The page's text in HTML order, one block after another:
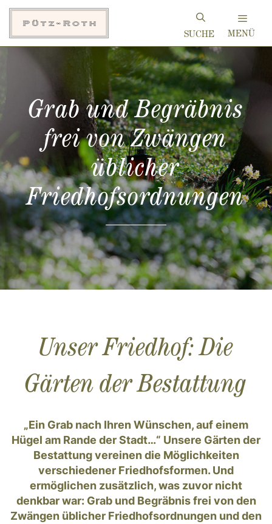
Zum
Inhalt
springen
MENÜ
Grab und Begräbnis
frei von Zwängen
üblicher
Friedhofsordnungen
Unser Friedhof: Die
Gärten der Bestattung
„Ein Grab nach Ihren Wünschen, auf einem
Hügel am Rande der Stadt…“ Unsere Gärten der
Bestattung vereinen die Möglichkeiten
verschiedener Friedhofsformen. Und
ermöglichen zusätzlich, was zuvor nicht
denkbar war: Grab und Begräbnis frei von den
Zwängen üblicher Friedhofsordnungen und den